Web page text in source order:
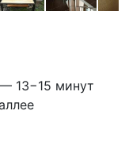
13−15 минут